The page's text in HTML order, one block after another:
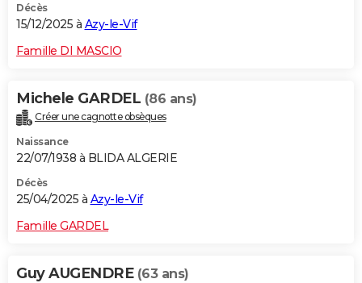
GUIDES D'ACHAT
Carte de Noël
Carte Bonne année
Carte Saint-Valentin
Carte Pâques
Carte d'anniversaire
DICTIONNAIRE
Dictionnaire
Biographies
Citations
Expressions
Proverbes
PROGRAMME TV
S'inscrire
Se connecter
Lycées
Collèges
Primaires
Universités
Entreprises
Service militaire
Avis de recherche
AVIS DE DÉCÈS
FORUM
Décès
15/12/2025 à Azy-le-Vif
Famille DI MASCIO
Michele GARDEL (86 ans)
Créer une cagnotte obsèques
Naissance
22/07/1938 à BLIDA ALGERIE
Décès
25/04/2025 à Azy-le-Vif
Famille GARDEL
Guy AUGENDRE (63 ans)